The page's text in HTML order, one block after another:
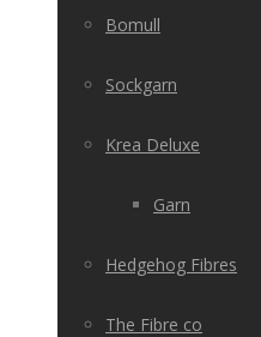
Bomull
Sockgarn
Krea Deluxe
Garn
Hedgehog Fibres
The Fibre co